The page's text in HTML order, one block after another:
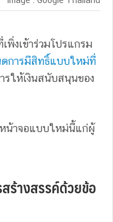
พิ่งเข้าร่วมโปรแกรม
การมีสิทธิ์แบบใหม่ที่
รให้เงินสนับสนุนของ
หน้าจอแบบใหม่นี้แก่ผู้
ร้างสรรค์ด้วยข้อ